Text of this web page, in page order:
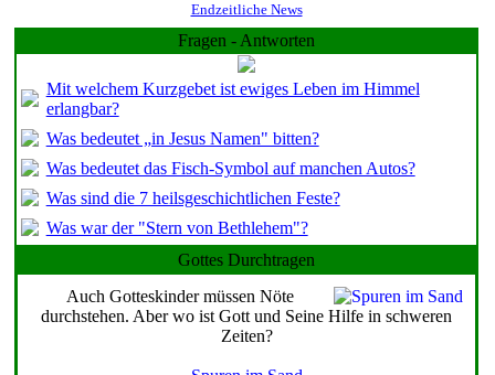
Endzeitliche News
Fragen - Antworten
Mit welchem Kurzgebet ist ewiges Leben im Himmel
erlangbar?
Was bedeutet „in Jesus Namen" bitten?
Was bedeutet das Fisch-Symbol auf manchen Autos?
Was sind die 7 heilsgeschichtlichen Feste?
Was war der "Stern von Bethlehem"?
Gottes Durchtragen
Auch Gotteskinder müssen Nöte
durchstehen. Aber wo ist Gott und Seine Hilfe in schweren
Zeiten?